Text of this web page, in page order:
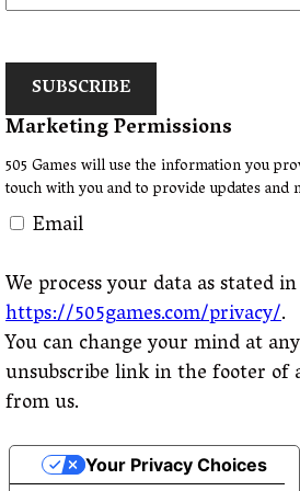
SUBSCRIBE
Marketing Permissions
505 Games will use the information you
touch with you and to provide updates and
Email
We process your data as stated
https://505games.com/privacy/.
You can change your mind at
unsubscribe link in the footer of
from us.
Your Privacy Choices